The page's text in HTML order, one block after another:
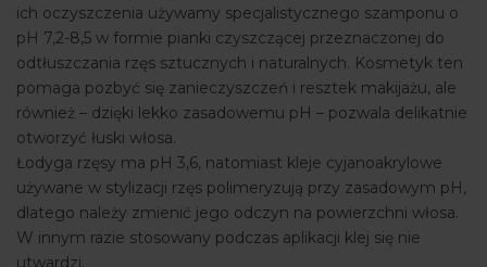
ich oczyszczenia używamy specjalistycznego szamponu o
pH 7,2-8,5 w formie pianki czyszczącej przeznaczonej do
odtłuszczania rzęs sztucznych i naturalnych. Kosmetyk ten
pomaga pozbyć się zanieczyszczeń i resztek makijażu, ale
również – dzięki lekko zasadowemu pH – pozwala delikatnie
otworzyć łuski włosa.
Łodyga rzęsy ma pH 3,6, natomiast kleje cyjanoakrylowe
używane w stylizacji rzęs polimeryzują przy zasadowym pH,
dlatego należy zmienić jego odczyn na powierzchni włosa.
W innym razie stosowany podczas aplikacji klej się nie
utwardzi.